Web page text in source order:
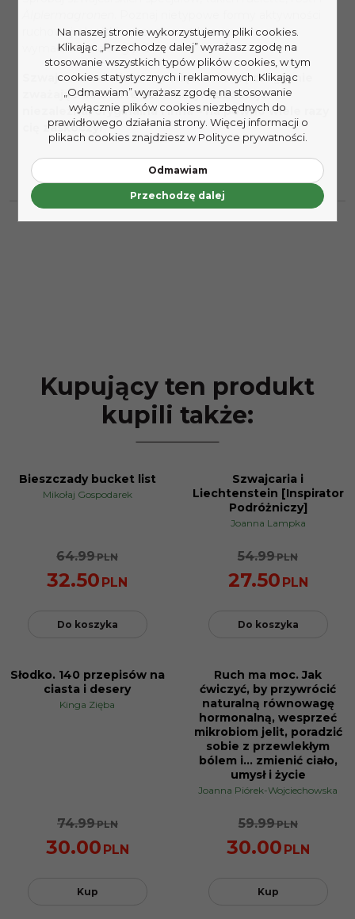
ruchowej: alpejskie zapasy, rzut kamieniem czy
wymachiwanie flagą. D
Szwajcaria od wieków podąża własną drogą, nie
zważając na utarte schematy. Pozostaje
niezależna, oryginalna i inna – na pewno wiele razy
cię zaskoczy!
Kupujący ten produkt
kupili także:
Bieszczady bucket list
Mikołaj Gospodarek
64.99PLN
32.50 PLN
Do koszyka
PROMOCJA
Szwajcaria i
Liechtenstein [Inspirator
Podróżniczy]
Joanna Lampka
54.99PLN
27.50 PLN
Do koszyka
PROMOCJA
Słodko. 140 przepisów na
ciasta i desery
Kinga Zięba
74.99PLN
30.00 PLN
Kup
PROMOCJA
Ruch ma moc. Jak
ćwiczyć, by przywrócić
naturalną równowagę
hormonalną, wesprzeć
mikrobiom jelit, poradzić
sobie z przewlekłym
bólem i… zmienić ciało,
umysł i życie
Joanna Piórek-Wojciechowska
59.99PLN
30.00 PLN
Kup
Na naszej stronie wykorzystujemy pliki cookies.
Klikając „Przechodzę dalej” wyrażasz zgodę na
stosowanie wszystkich typów plików cookies, w tym
cookies statystycznych i reklamowych. Klikając
„Odmawiam” wyrażasz zgodę na stosowanie
wyłącznie plików cookies niezbędnych do
prawidłowego działania strony. Więcej informacji o
plikach cookies znajdziesz w Polityce prywatności.
Odmawiam
Przechodzę dalej